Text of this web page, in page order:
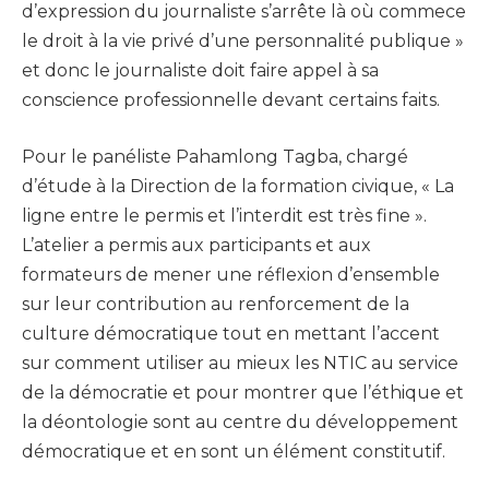
d’expression du journaliste s’arrête là où commece
le droit à la vie privé d’une personnalité publique »
et donc le journaliste doit faire appel à sa
conscience professionnelle devant certains faits.
Pour le panéliste Pahamlong Tagba, chargé
d’étude à la Direction de la formation civique, « La
ligne entre le permis et l’interdit est très fine ».
L’atelier a permis aux participants et aux
formateurs de mener une réflexion d’ensemble
sur leur contribution au renforcement de la
culture démocratique tout en mettant l’accent
sur comment utiliser au mieux les NTIC au service
de la démocratie et pour montrer que l’éthique et
la déontologie sont au centre du développement
démocratique et en sont un élément constitutif.